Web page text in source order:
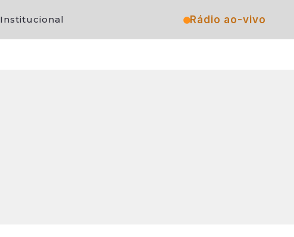
Institucional Rádio ao-vivo